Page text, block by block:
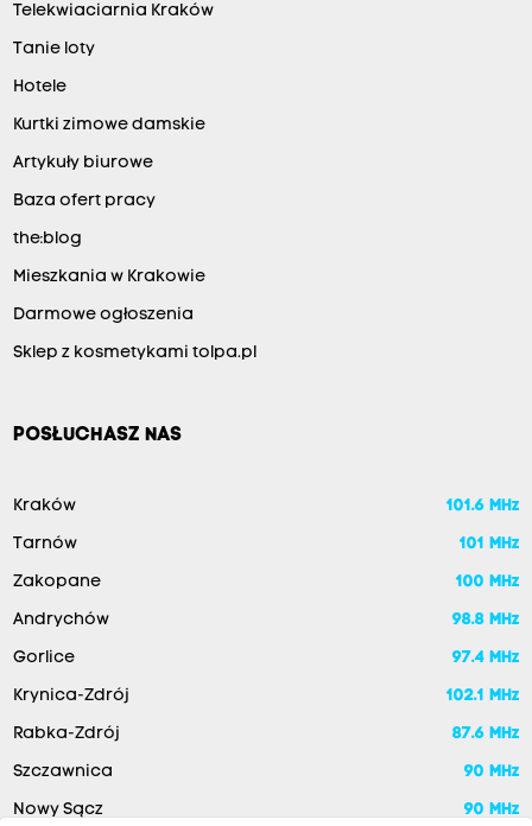
Telekwiaciarnia Kraków
Tanie loty
Hotele
Kurtki zimowe damskie
Artykuły biurowe
Baza ofert pracy
the:blog
Mieszkania w Krakowie
Darmowe ogłoszenia
Sklep z kosmetykami tolpa.pl
POSŁUCHASZ NAS
Kraków 101.6 MHz
Tarnów 101 MHz
Zakopane 100 MHz
Andrychów 98.8 MHz
Gorlice 97.4 MHz
Krynica-Zdrój 102.1 MHz
Rabka-Zdrój 87.6 MHz
Szczawnica 90 MHz
Nowy Sącz 90 MHz